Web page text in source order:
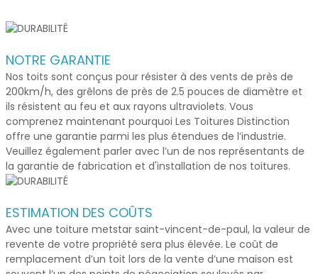
NOTRE GARANTIE
Nos toits sont conçus pour résister à des vents de près de
200km/h, des grêlons de près de 2.5 pouces de diamètre et
ils résistent au feu et aux rayons ultraviolets. Vous
comprenez maintenant pourquoi Les Toitures Distinction
offre une garantie parmi les plus étendues de l’industrie.
Veuillez également parler avec l’un de nos représentants de
la garantie de fabrication et d'installation de nos toitures.
ESTIMATION DES COÛTS
Avec une toiture metstar saint-vincent-de-paul, la valeur de
revente de votre propriété sera plus élevée. Le coût de
remplacement d’un toit lors de la vente d’une maison est